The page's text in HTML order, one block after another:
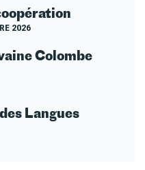
2026
Colombe
Langues